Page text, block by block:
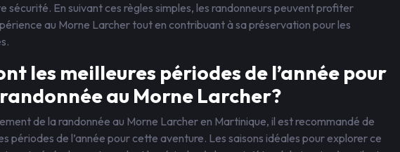
sécurité. En suivant ces règles simples, les randonneurs peuvent profiter
au Morne Larcher tout en contribuant à sa préservation pour les
les meilleures périodes de l’année pour
au Morne Larcher?
de la randonnée au Morne Larcher en Martinique, il est recommandé de
périodes de l’année pour cette aventure. Les saisons idéales pour explorer ce